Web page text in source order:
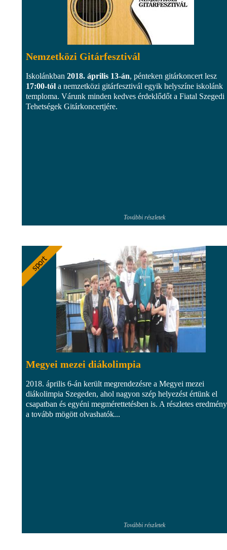
Nemzetközi Gitárfesztivál
Iskolánkban 2018. április 13-án, pénteken gitárkoncert lesz
17:00-tól a nemzetközi gitárfesztivál egyik helyszíne iskolánk
temploma. Várunk minden kedves érdeklődőt a Fiatal Szegedi
Tehetségek Gitárkoncertjére.
További részletek
Megyei mezei diákolimpia
2018. április 6-án került megrendezésre a Megyei mezei
diákolimpia Szegeden, ahol nagyon szép helyezést értünk el
csapatban és egyéni megmérettetésben is. A részletes
a tovább mögött olvashatók...
További részletek